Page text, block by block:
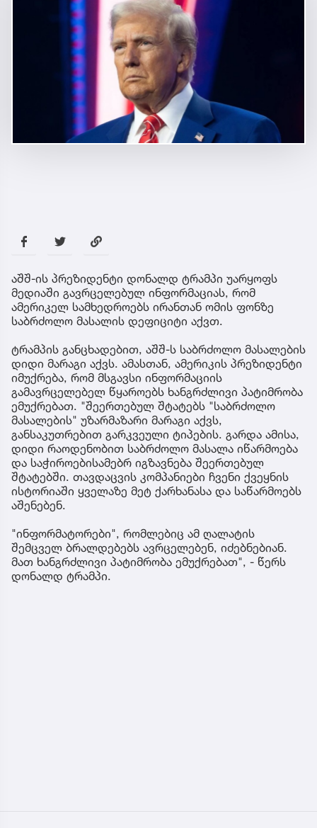
აშშ-ის პრეზიდენტი დონალდ ტრამპი უარყოფს
მედიაში გავრცელებულ ინფორმაციას, რომ
ამერიკელ სამხედროებს ირანთან ომის ფონზე
საბრძოლო მასალის დეფიციტი აქვთ.
ტრამპის განცხადებით, აშშ-ს საბრძოლო მასალების
დიდი მარაგი აქვს. ამასთან, ამერიკის პრეზიდენტი
იმუქრება, რომ მსგავსი ინფორმაციის
გამავრცელებელ წყაროებს ხანგრძლივი პატიმრობა
ემუქრებათ. "შეერთებულ შტატებს "საბრძოლო
მასალების" უზარმაზარი მარაგი აქვს,
განსაკუთრებით გარკვეული ტიპების. გარდა ამისა,
დიდი რაოდენობით საბრძოლო მასალა იწარმოება
და საჭიროებისამებრ იგზავნება შეერთებულ
შტატებში. თავდაცვის კომპანიები ჩვენი ქვეყნის
ისტორიაში ყველაზე მეტ ქარხანასა და საწარმოებს
აშენებენ.
"ინფორმატორები", რომლებიც ამ ღალატის
შემცველ ბრალდებებს ავრცელებენ, იძებნებიან.
მათ ხანგრძლივი პატიმრობა ემუქრებათ", - წერს
დონალდ ტრამპი.